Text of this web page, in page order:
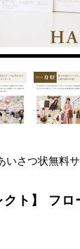
いさつ状無料
クト】 フ